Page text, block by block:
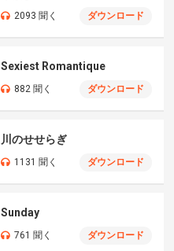
2093 聞く ダウンロード
Sexiest Romantique
882 聞く ダウンロード
川のせせらぎ
1131 聞く ダウンロード
Sunday
761 聞く ダウンロード